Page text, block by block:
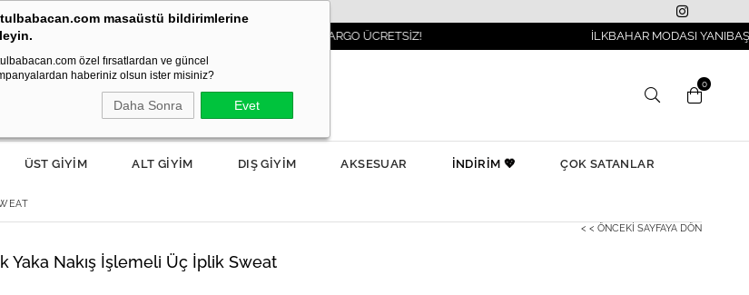
3000TL VE ÜZERİ SİPARİŞLERDE KARGO ÜCRETSİZ! İLKBAHAR MODASI YANIBAŞINIZDA!
masaüstü bildirimlerine
özel fırsatlardan ve güncel
haberiniz olsun ister misiniz?
Daha Sonra Evet
0
ÜST GİYİM ALT GİYİM DIŞ GİYİM AKSESUAR İNDİRİM 💖 ÇOK SATANLAR
< < ÖNCEKI SAYFAYA DÖN
Yaka Nakış İşlemeli Üç İplik Sweat